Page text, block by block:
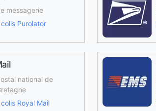
messagerie
Purolator
national de
Royal Mail